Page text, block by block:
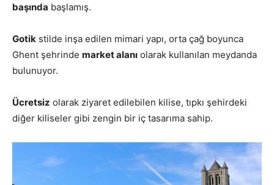
başında başlamış.
Gotik stilde inşa edilen mimari yapı, orta çağ boyunca
Ghent şehrinde market alanı olarak kullanılan meydanda
bulunuyor.
Ücretsiz olarak ziyaret edilebilen kilise, tıpkı şehirdeki
diğer kiliseler gibi zengin bir iç tasarıma sahip.